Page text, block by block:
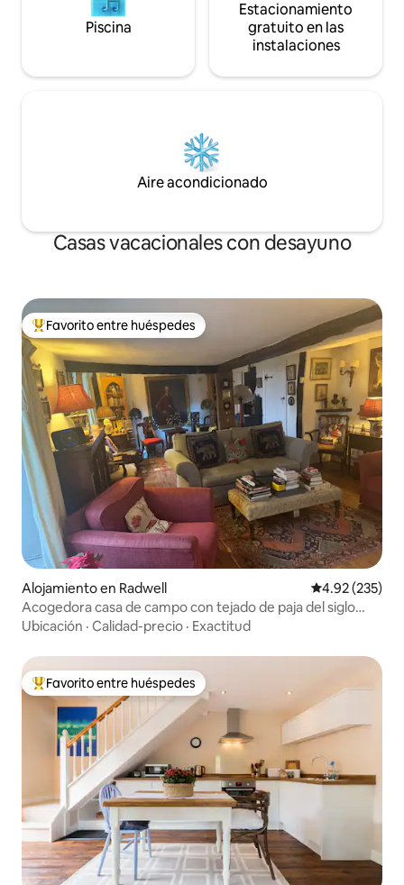
Piscina
Estacionamiento
gratuito en las
instalaciones
Aire acondicionado
Casas vacacionales con desayuno
Favorito entre huéspedes preferido
Favorito entre huéspedes
Alojamiento en Radwell Calificación
4.92 (235)
Acogedora casa de campo con tejado de paja del siglo
XVII y 5 dormitorios.
Ubicación · Calidad-precio · Exactitud
Favorito entre huéspedes preferido
Favorito entre huéspedes